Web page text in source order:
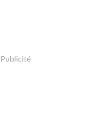
Publicité